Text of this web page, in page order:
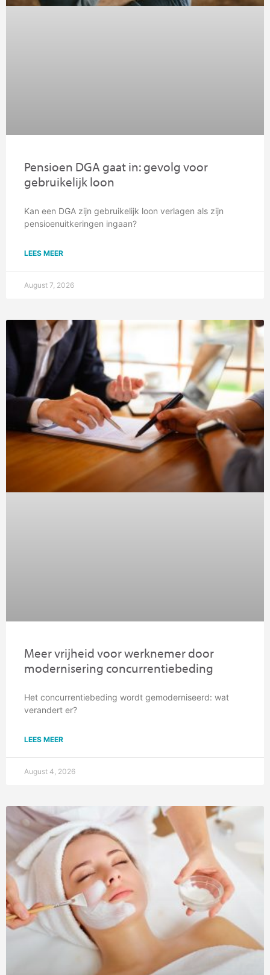
Pensioen DGA gaat in: gevolg voor
gebruikelijk loon
Kan een DGA zijn gebruikelijk loon verlagen als zijn
pensioenuitkeringen ingaan?
LEES MEER
August 7, 2026
Meer vrijheid voor werknemer door
modernisering concurrentiebeding
Het concurrentiebeding wordt gemoderniseerd: wat
verandert er?
LEES MEER
August 4, 2026